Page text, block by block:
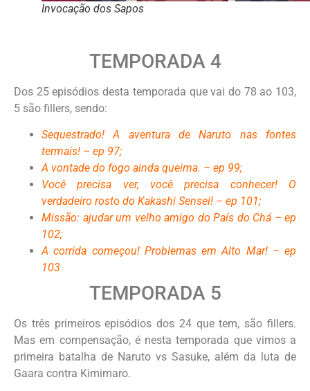
Invocação dos Sapos
TEMPORADA 4
Dos 25 episódios desta temporada que vai do 78 ao 103,
5 são fillers, sendo:
Sequestrado! A aventura de Naruto nas fontes
termais! – ep 97;
A vontade do fogo ainda queima. – ep 99;
Você precisa ver, você precisa conhecer! O
verdadeiro rosto do Kakashi Sensei! – ep 101;
Missão: ajudar um velho amigo do País do Chá – ep
102;
A corrida começou! Problemas em Alto Mar! – ep
103
TEMPORADA 5
Os três primeiros episódios dos 24 que tem, são fillers.
Mas em compensação, é nesta temporada que vimos a
primeira batalha de Naruto vs Sasuke, além da luta de
Gaara contra Kimimaro.